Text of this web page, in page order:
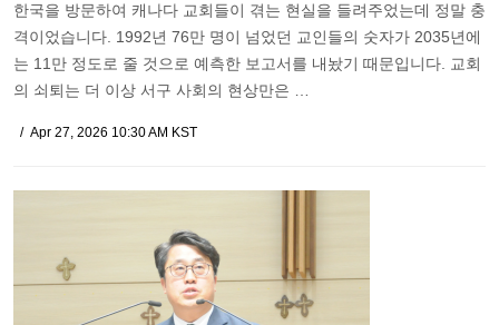
한국을 방문하여 캐나다 교회들이 겪는 현실을 들려주었는데 정말 충
격이었습니다. 1992년 76만 명이 넘었던 교인들의 숫자가 2035년에
는 11만 정도로 줄 것으로 예측한 보고서를 내놨기 때문입니다. 교회
의 쇠퇴는 더 이상 서구 사회의 현상만은 …
Apr 27, 2026 10:30 AM KST